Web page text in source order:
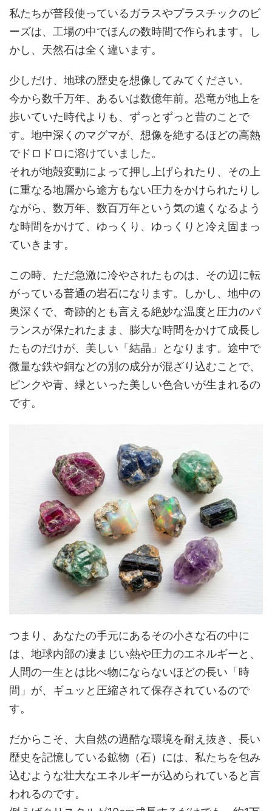
私たちが普段使っているガラスやプラスチックのビ
ーズは、工場の中でほんの数時間で作られます。し
かし、天然石は全く違います。
少しだけ、地球の歴史を想像してみてください。
今から数千万年、あるいは数億年前。恐竜が地上を
歩いていた時代よりも、ずっとずっと昔のことで
す。地中深くのマグマが、想像を絶するほどの高熱
でドロドロに溶けていました。
それが地殻変動によって押し上げられたり、その上
に重なる地層から途方もない圧力をかけられたりし
ながら、数万年、数百万年という気の遠くなるよう
な時間をかけて、ゆっくり、ゆっくりと冷え固まっ
ていきます。
この時、ただ急激に冷やされたものは、その辺に転
がっている普通の岩石になります。しかし、地中の
奥深くで、奇跡的とも言える絶妙な温度と圧力のバ
ランスが保たれたまま、膨大な時間をかけて成長し
たものだけが、美しい「結晶」となります。途中で
微量な鉄や銅などの別の成分が混ざり込むことで、
ピンクや青、緑といった美しい色合いが生まれるの
です。
つまり、あなたの手元にあるその小さな石の中に
は、地球内部の凄まじい熱や圧力のエネルギーと、
人間の一生とは比べ物にならないほどの長い「時
間」が、ギュッと圧縮されて保存されているので
す。
だからこそ、大自然の過酷な環境を耐え抜き、長い
歴史を記憶している鉱物（石）には、私たちを包み
込むような壮大なエネルギーが込められていると言
われるのです。